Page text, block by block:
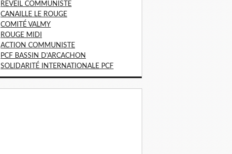
RÉVEIL COMMUNISTE
CANAILLE LE ROUGE
COMITÉ VALMY
ROUGE MIDI
ACTION COMMUNISTE
PCF BASSIN D'ARCACHON
SOLIDARITÉ INTERNATIONALE PCF